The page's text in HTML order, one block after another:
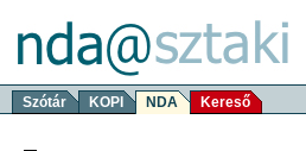
Szótár KOPI NDA Kereső